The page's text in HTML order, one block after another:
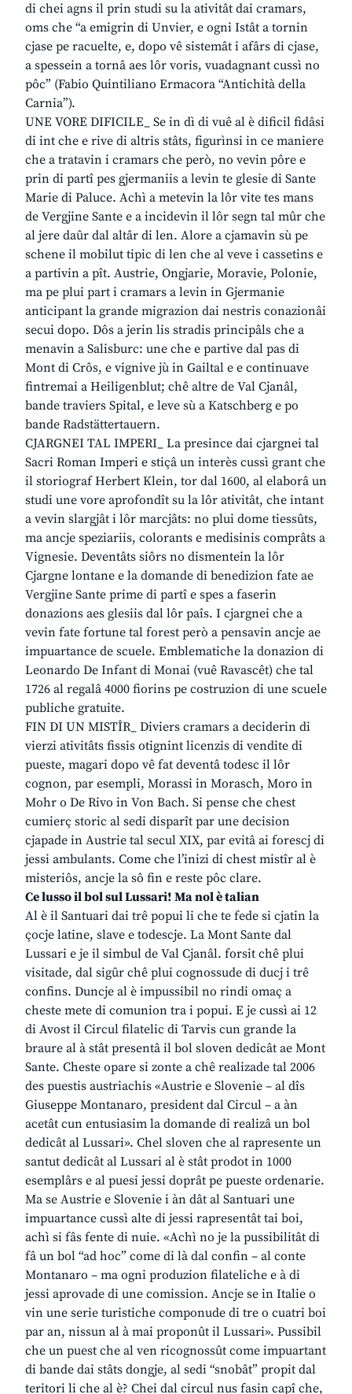
di chei agns il prin studi su la ativitât dai cramars,
oms che “a emigrin di Unvier, e ogni Istât a tornin
cjase pe racuelte, e, dopo vê sistemât i afârs di cjase,
a spessein a tornâ aes lôr voris, vuadagnant cussì no
pôc” (Fabio Quintiliano Ermacora “Antichità della
Carnia”).
UNE VORE DIFICILE_ Se in dì di vuê al è dificil fidâsi
di int che e rive di altris stâts, figurìnsi in ce maniere
che a tratavin i cramars che però, no vevin pôre e
prin di partî pes gjermaniis a levin te glesie di Sante
Marie di Paluce. Achì a metevin la lôr vite tes mans
de Vergjine Sante e a incidevin il lôr segn tal mûr che
al jere daûr dal altâr di len. Alore a cjamavin sù pe
schene il mobilut tipic di len che al veve i cassetins e
a partivin a pît. Austrie, Ongjarie, Moravie, Polonie,
ma pe plui part i cramars a levin in Gjermanie
anticipant la grande migrazion dai nestris conazionâi
secui dopo. Dôs a jerin lis stradis principâls che a
menavin a Salisburc: une che e partive dal pas di
Mont di Crôs, e vignive jù in Gailtal e e continuave
fintremai a Heiligenblut; chê altre de Val Cjanâl,
bande traviers Spital, e leve sù a Katschberg e po
bande Radstättertauern.
CJARGNEI TAL IMPERI_ La presince dai cjargnei tal
Sacri Roman Imperi e stiçâ un interès cussì grant che
il storiograf Herbert Klein, tor dal 1600, al elaborâ un
studi une vore aprofondît su la lôr ativitât, che intant
a vevin slargjât i lôr marcjâts: no plui dome tiessûts,
ma ancje speziariis, colorants e medisinis comprâts a
Vignesie. Deventâts siôrs no dismentein la lôr
Cjargne lontane e la domande di benedizion fate ae
Vergjine Sante prime di partî e spes a faserin
donazions aes glesiis dal lôr paîs. I cjargnei che a
vevin fate fortune tal forest però a pensavin ancje ae
impuartance de scuele. Emblematiche la donazion di
Leonardo De Infant di Monai (vuê Ravascêt) che tal
1726 al regalâ 4000 fiorins pe costruzion di une scuele
publiche gratuite.
FIN DI UN MISTÎR_ Diviers cramars a deciderin di
vierzi ativitâts fissis otignint licenzis di vendite di
pueste, magari dopo vê fat deventâ todesc il lôr
cognon, par esempli, Morassi in Morasch, Moro in
Mohr o De Rivo in Von Bach. Si pense che chest
cumierç storic al sedi disparît par une decision
cjapade in Austrie tal secul XIX, par evitâ ai forescj di
jessi ambulants. Come che l’inizi di chest mistîr al è
misteriôs, ancje la sô fin e reste pôc clare.
Ce lusso il bol sul Lussari! Ma nol è talian
Al è il Santuari dai trê popui li che te fede si cjatin la
çocje latine, slave e todescje. La Mont Sante dal
Lussari e je il simbul de Val Cjanâl. forsit chê plui
visitade, dal sigûr chê plui cognossude di ducj i trê
confins. Duncje al è impussibil no rindi omaç a
cheste mete di comunion tra i popui. E je cussì ai 12
di Avost il Circul filatelic di Tarvis cun grande la
braure al à stât presentâ il bol sloven dedicât ae Mont
Sante. Cheste opare si zonte a chê realizade tal 2006
des puestis austriachis «Austrie e Slovenie – al dîs
Giuseppe Montanaro, president dal Circul – a àn
acetât cun entusiasim la domande di realizâ un bol
dedicât al Lussari». Chel sloven che al rapresente un
santut dedicât al Lussari al è stât prodot in 1000
esemplârs e al puesi jessi doprât pe pueste ordenarie.
Ma se Austrie e Slovenie i àn dât al Santuari une
impuartance cussì alte di jessi rapresentât tai boi,
achì si fâs fente di nuie. «Achì no je la pussibilitât di
fâ un bol “ad hoc” come di là dal confin – al conte
Montanaro – ma ogni produzion filateliche e à di
jessi aprovade di une comission. Ancje se in Italie o
vin une serie turistiche componude di tre o cuatri boi
par an, nissun al à mai proponût il Lussari». Pussibil
che un puest che al ven ricognossût come impuartant
di bande dai stâts dongje, al sedi “snobât” propit dal
teritori li che al è? Chei dal circul nus fasin capî che,